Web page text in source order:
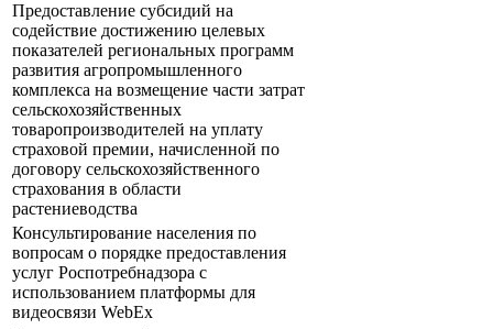
Предоставление субсидий на
содействие достижению целевых
показателей региональных программ
развития агропромышленного
комплекса на возмещение части затрат
сельскохозяйственных
товаропроизводителей на уплату
страховой премии, начисленной по
договору сельскохозяйственного
страхования в области
растениеводства
Консультирование населения по
вопросам о порядке предоставления
услуг Роспотребнадзора с
использованием платформы для
видеосвязи WebEx